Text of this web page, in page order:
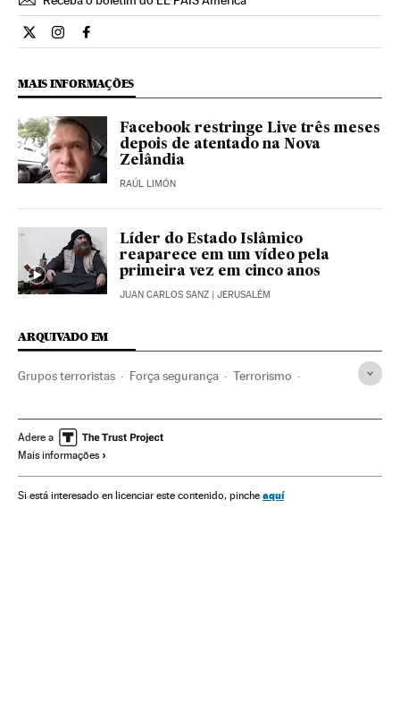
Internacional El País Brasil en Twitter
Internacional El País Brasil en Instagram
Internacional El País Brasil en Facebook
MAIS INFORMAÇÕES
Facebook restringe Live três meses
depois de atentado na Nova
Zelândia
RAÚL LIMÓN
Líder do Estado Islâmico
reaparece em um vídeo pela
primeira vez em cinco anos
JUAN CARLOS SANZ | JERUSALÉM
ARQUIVADO EM
Grupos terroristas Força segurança Terrorismo
Detenção terroristas A fim de ETA
Operações antiterroristas
Detenções ETA Luta antiterrorista
Adere a
Mais informações
Si está interesado en licenciar este contenido, pinche aquí